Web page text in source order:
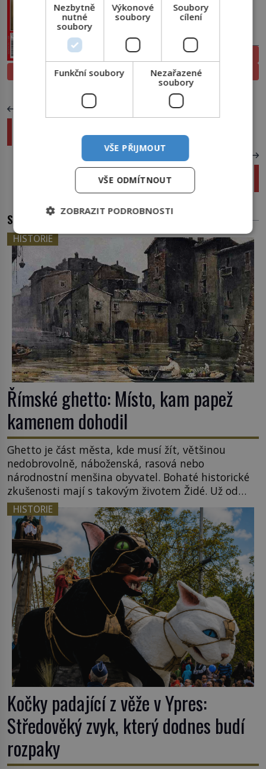
PROLISTOVAT
PŘEDPLATNÉ
ELEKTRONICKÉ
TIŠTĚNÉ
PŘEDCHOZÍ ČLÁNEK
rychlejší než býk
Častější případy kanibalismu u ledních
SOUVISEJÍCÍ ČLÁNKY
HISTORIE
Římské ghetto: Místo, kam papež
kamenem dohodil
Ghetto je část města, kde musí žít, většinou
nedobrovolně, náboženská, rasová nebo
národnostní menšina obyvatel. Bohaté historické
zkušenosti mají s takovým životem Židé. Už od
středověku jsou totiž v každou chvíli nuceni v
nějakém žít. Mezi ty nejslavnější patří i římské
ghetto založené v roce 1555. Pokud jde o vztah
k Židům, nemá se Řím čím chlubit. […]
HISTORIE
Kočky padající z věže v Ypres:
Středověký zvyk, který dodnes budí
rozpaky
Nezbytně
nutné
soubory
Výkonové
soubory
Soubory
cílení
Funkční soubory
Nezařazené
soubory
VŠE PŘIJMOUT
VŠE ODMÍTNOUT
ZOBRAZIT PODROBNOSTI